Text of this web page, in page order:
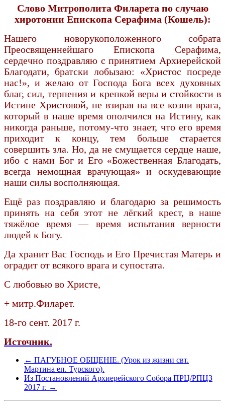
Слово Митрополита Филарета по случаю
хиротонии Епископа Серафима (Кошель):
Нашего новорукоположенного собрата
Преосвященнейшаго Епископа Серафима,
сердечно поздравляю с принятием Архиерейской
Благодати, братски лобызаю: «Христос посреде
нас!», и желаю от Господа Бога всех духовных
благ, сил, терпения и крепкой веры и стойкости в
Истине Христовой, не взирая на все козни врага,
который в наше время ополчился на Истину, как
никогда раньше, потому-что знает, что его время
приходит к концу, тем больше старается
совершить зла. Но, да не смущается сердце наше,
ибо с нами Бог и Его «Божественная Благодать,
всегда немощная врачующая» и оскудевающие
наши силы восполняющая.
Ещё раз поздравляю и благодарю за решимость
принять на себя этот не лёгкий крест, в наше
тяжёлое время — время испытания верности
людей к Богу.
Да хранит Вас Господь и Его Пречистая Матерь и
оградит от всякого врага и супостата.
С любовью во Христе,
+ митр.Филарет.
18-го сент. 2017 г.
Источник.
← ПАГУБНОЕ ОБЩЕНІЕ. (Урок из жизни свт.
Мартина еп. Турского).
Из Постановлений Архиерейского Собора ПРЦ/РПЦЗ
2017 г. →